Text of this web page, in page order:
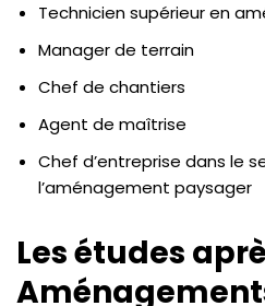
Technicien supérieur en
Manager de terrain
Chef de chantiers
Agent de maîtrise
Chef d’entreprise dans le
l’aménagement paysager
Les études